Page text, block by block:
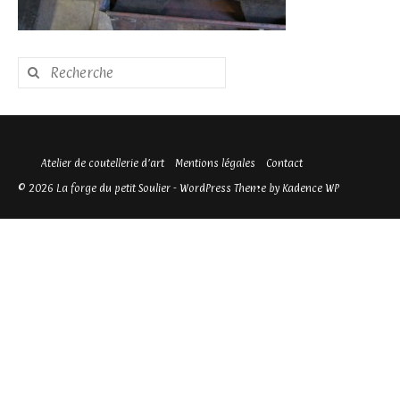
Rechercher
:
Atelier de coutellerie d’art Mentions légales
Contact
© 2026 La forge du petit Soulier - WordPress Theme by Kadence WP